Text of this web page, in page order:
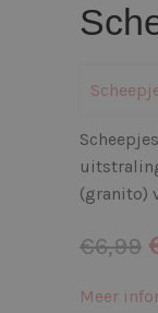
(granito)
€6,99
Meer